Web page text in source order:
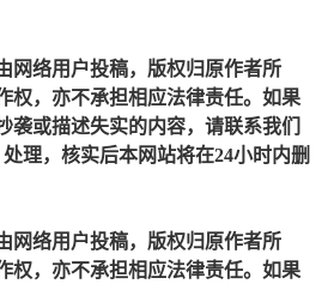
网络用户投稿，版权归原作者所
权，亦不承担相应法律责任。如果
袭或描述失实的内容，请联系我们
处理，核实后本网站将在24小时内删
网络用户投稿，版权归原作者所
权，亦不承担相应法律责任。如果